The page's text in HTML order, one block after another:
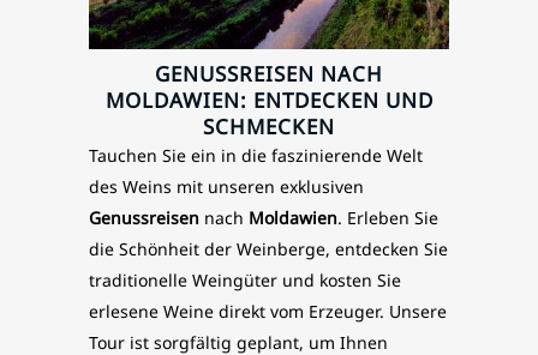
GENUSSREISEN NACH
MOLDAWIEN: ENTDECKEN UND
SCHMECKEN
Tauchen Sie ein in die faszinierende Welt
des Weins mit unseren exklusiven
Genussreisen nach Moldawien. Erleben Sie
die Schönheit der Weinberge, entdecken Sie
traditionelle Weingüter und kosten Sie
erlesene Weine direkt vom Erzeuger. Unsere
Tour ist sorgfältig geplant, um Ihnen